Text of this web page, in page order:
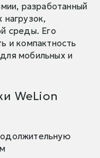
разработанный
среды. Его
и компактность
мобильных и
WeLion